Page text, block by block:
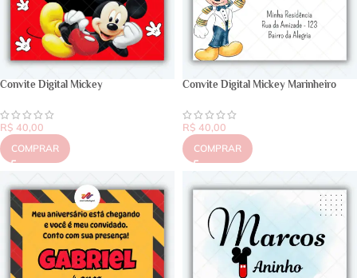
Convite Digital Mickey
R$ 40,00
COMPRAR
Convite Digital Mickey Marinheiro
R$ 40,00
COMPRAR